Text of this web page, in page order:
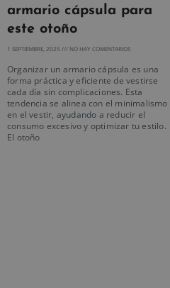
armario cápsula para
este otoño
1 SEPTIEMBRE, 2025 NO HAY COMENTARIOS
Organizar un armario cápsula es una
forma práctica y eficiente de vestirse
cada día sin complicaciones. Esta
tendencia se alinea con el minimalismo
en el vestir, ayudando a reducir el
consumo excesivo y optimizar tu estilo.
El otoño